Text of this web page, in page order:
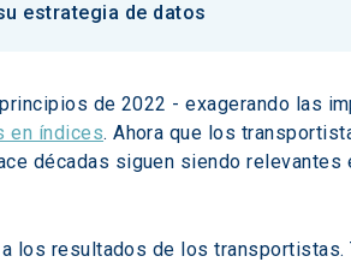
estrategia de datos
de 2022 - exagerando las
en índices. Ahora que los
décadas siguen siendo relevantes
resultados de los transportistas.